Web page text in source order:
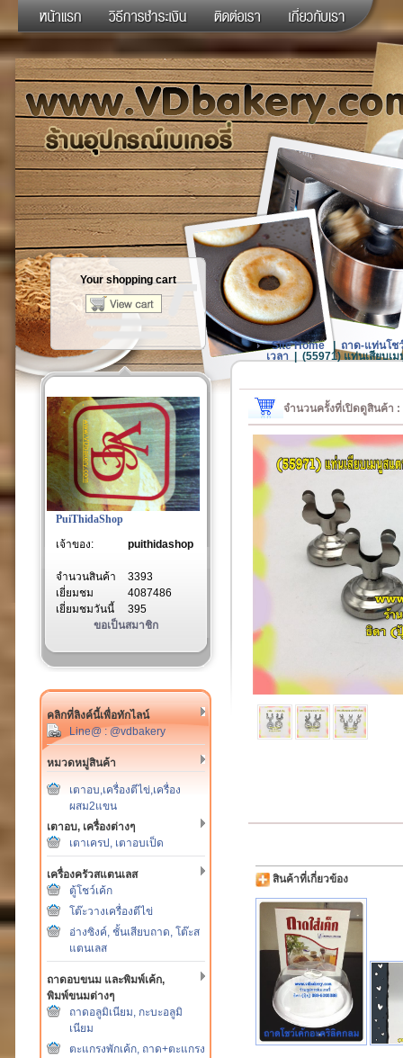
Your shopping cart
PuiThidaShop
เจ้าของ:
puithidashop
จำนวนสินค้า
3393
เยี่ยมชม
4087486
เยี่ยมชมวันนี้
395
ขอเป็นสมาชิก
คลิกที่ลิงค์นี้เพื่อทักไลน์
Line@ : @vdbakery
หมวดหมู่สินค้า
เตาอบ,เครื่องตีไข่,เครื่อง
ผสม2แขน
เตาอบ, เครื่องต่างๆ
เตาเครป, เตาอบเป็ด
เครื่องครัวสแตนเลส
ตู้โชว์เค้ก
โต๊ะวางเครื่องตีไข่
อ่างซิงค์, ชั้นเสียบถาด, โต๊ะส
แตนเลส
ถาดอบขนม และพิมพ์เค้ก,
พิมพ์ขนมต่างๆ
ถาดอลูมิเนียม, กะบะอลูมิ
เนียม
ตะแกรงพักเค้ก, ถาด+ตะแกรง
Site Home | ถาด-แท่นโช
เวลา
(55971) แท่นเสียบเ
จำนวนครั้งที่เปิดดูสินค้า
สินค้าที่เกี่ยวข้อง